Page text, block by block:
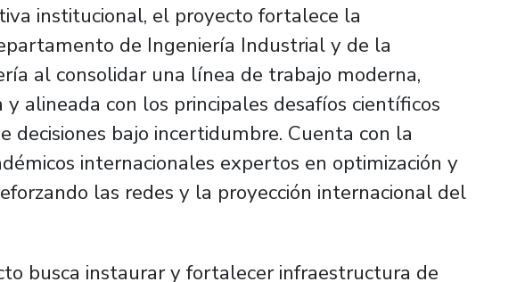
institucional, el proyecto fortalece la
de Ingeniería Industrial y de la
al consolidar una línea de trabajo moderna,
alineada con los principales desafíos científicos
decisiones bajo incertidumbre. Cuenta con la
internacionales expertos en optimización y
las redes y la proyección internacional del
busca instaurar y fortalecer infraestructura de